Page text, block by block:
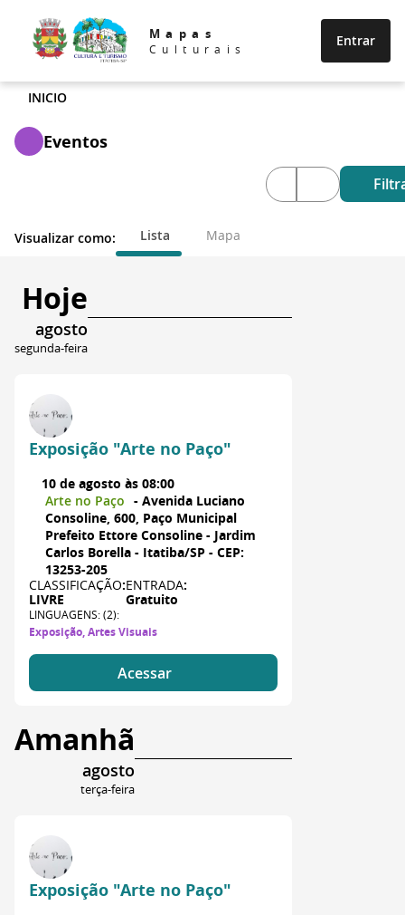
Mapas
Culturais Entrar
INICIO
Eventos
Visualizar como: Lista Mapa
Hoje
agosto
segunda-feira
Exposição "Arte no Paço"
10 de agosto às 08:00
Arte no Paço - Avenida Luciano
Consoline, 600, Paço Municipal
Prefeito Ettore Consoline - Jardim
Carlos Borella - Itatiba/SP - CEP:
13253-205
CLASSIFICAÇÃO:
LIVRE
ENTRADA:
Gratuito
LINGUAGENS: (2):
Exposição, Artes Visuais
Acessar
Amanhã
agosto
terça-feira
Exposição "Arte no Paço"